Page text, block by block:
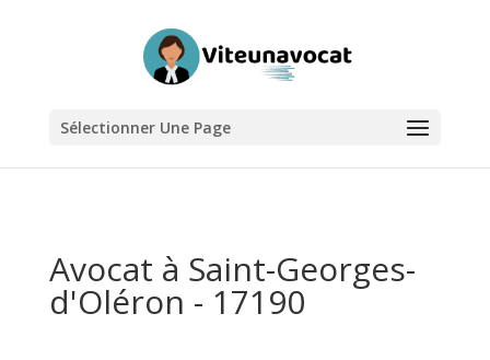
Sélectionner Une Page
Avocat à Saint-Georges-
d'Oléron - 17190